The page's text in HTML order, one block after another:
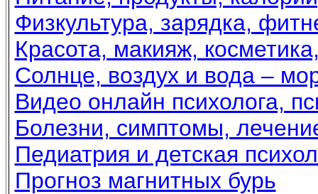
Физкультура, зарядка,
Красота, макияж,
Солнце, воздух и вода –
Видео онлайн психолога,
Болезни, симптомы,
Педиатрия и детская
Прогноз магнитных бурь